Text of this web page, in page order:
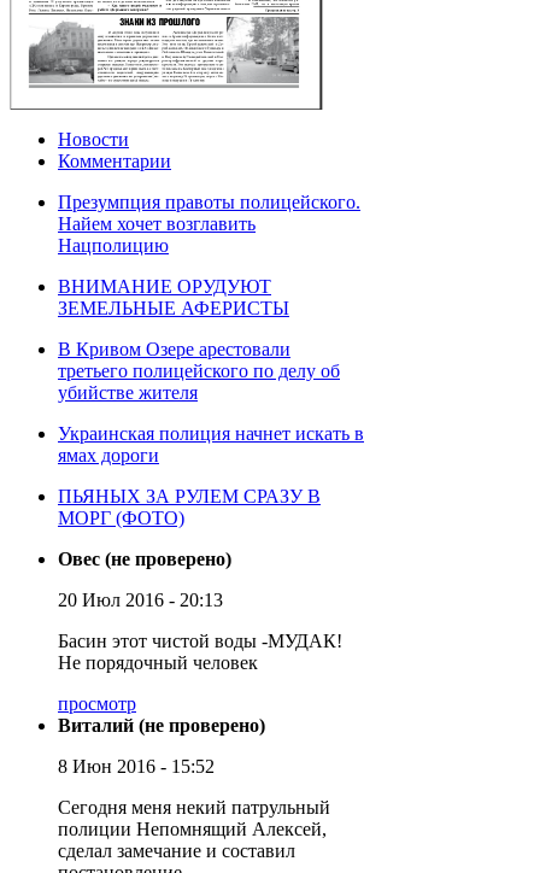
Новости
Комментарии
Презумпция правоты полицейского.
Найем хочет возглавить
Нацполицию
ВНИМАНИЕ ОРУДУЮТ
ЗЕМЕЛЬНЫЕ АФЕРИСТЫ
В Кривом Озере арестовали
третьего полицейского по делу об
убийстве жителя
Украинская полиция начнет искать в
ямах дороги
ПЬЯНЫХ ЗА РУЛЕМ СРАЗУ В
МОРГ (ФОТО)
Овес (не проверено)
20 Июл 2016 - 20:13
Басин этот чистой воды -МУДАК!
Не порядочный человек
просмотр
Виталий (не проверено)
8 Июн 2016 - 15:52
Сегодня меня некий патрульный
полиции Непомнящий Алексей,
сделал замечание и составил